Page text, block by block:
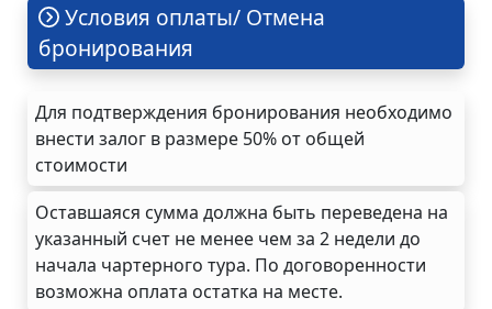
Условия оплаты/ Отмена
бронирования
Для подтверждения бронирования необходимо
внести залог в размере 50% от общей
стоимости
Оставшаяся сумма должна быть переведена на
указанный счет не менее чем за 2 недели до
начала чартерного тура. По договоренности
возможна оплата остатка на месте.